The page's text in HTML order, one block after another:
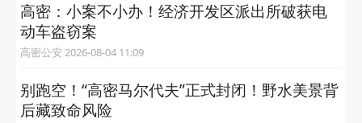
高密：小案不小办！经济开发区派出所破获电
动车盗窃案
高密公安 2026-08-04 11:09
别跑空！“高密马尔代夫”正式封闭！野水美景背
后藏致命风险